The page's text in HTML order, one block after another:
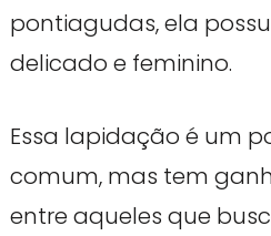
pontiagudas, ela
delicado e feminino.
Essa lapidação é um
comum, mas tem
entre aqueles que